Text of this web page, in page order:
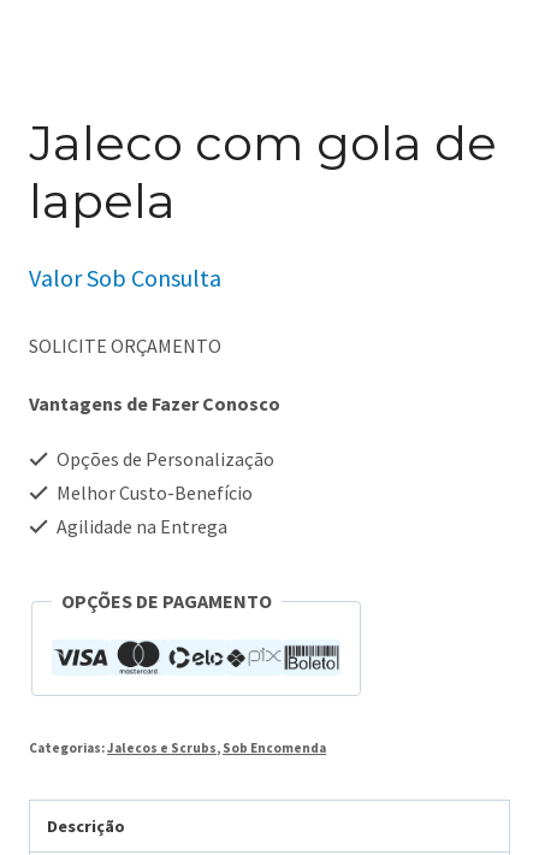
Jaleco com gola de
lapela
Valor Sob Consulta
SOLICITE ORÇAMENTO
Vantagens de Fazer Conosco
Opções de Personalização
Melhor Custo-Benefício
Agilidade na Entrega
OPÇÕES DE PAGAMENTO
Categorias:Jalecos e Scrubs, Sob Encomenda
Descrição